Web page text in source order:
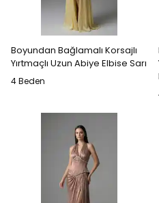
Boyundan Bağlamalı Korsajlı
Yırtmaçlı Uzun Abiye Elbise Sarı
4 Beden